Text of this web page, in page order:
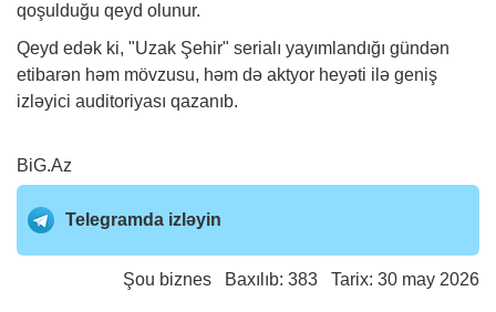
qoşulduğu qeyd olunur.
Qeyd edək ki, "Uzak Şehir" serialı yayımlandığı gündən
etibarən həm mövzusu, həm də aktyor heyəti ilə geniş
izləyici auditoriyası qazanıb.
BiG.Az
Telegramda izləyin
Şou biznes Baxılıb: 383 Tarix: 30 may 2026